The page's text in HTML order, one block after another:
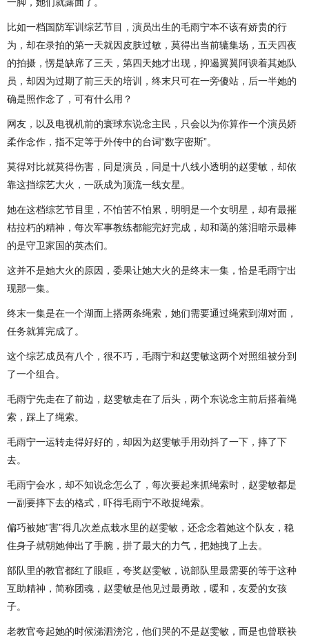
比如一档国防军训综艺节目，演员出生的毛雨宁本不该有娇贵的行
为，却在录拍的第一天就因皮肤过敏，莫得出当前辘集场，五天四夜
的拍摄，愣是缺席了三天，第四天她才出现，抑遏翼翼阿谀着其她队
员，却因为过期了前三天的培训，终末只可在一旁傻站，后一半她的
确是照作念了，可有什么用？
网友，以及电视机前的寰球东说念主民，只会以为你算作一个演员娇
柔作念作，指不定等于外传中的台词“数字密斯”。
莫得对比就莫得伤害，同是演员，同是十八线小透明的赵雯敏，却依
靠这挡综艺大火，一跃成为顶流一线女星。
她在这档综艺节目里，不怕苦不怕累，明明是一个女明星，却有最摧
枯拉朽的精神，每次军事教练都能完好完成，却和蔼的落泪暗示最棒
的是守卫家国的英杰们。
这并不是她大火的原因，委果让她大火的是终末一集，恰是毛雨宁出
现那一集。
终末一集是在一个湖面上搭两条绳索，她们需要通过绳索到湖对面，
任务就算完成了。
这个综艺成员有八个，很不巧，毛雨宁和赵雯敏这两个对照组被分到
了一个组合。
毛雨宁先走在了前边，赵雯敏走在了后头，两个东说念主前后搭着绳
索，踩上了绳索。
毛雨宁一运转走得好好的，却因为赵雯敏手用劲抖了一下，摔了下
去。
毛雨宁会水，却不知说念怎么了，每次要起来抓绳索时，赵雯敏都是
一副要摔下去的格式，吓得毛雨宁不敢捉绳索。
偏巧被她“害”得几次差点栽水里的赵雯敏，还念念着她这个队友，稳
住身子就朝她伸出了手腕，拼了最大的力气，把她拽了上去。
部队里的教官都红了眼眶，夸奖赵雯敏，说部队里最需要的等于这种
互助精神，简称团魂，赵雯敏是他见过最勇敢，暖和，友爱的女孩
子。
老教官夸起她的时候涕泗滂沱，他们哭的不是赵雯敏，而是也曾联袂